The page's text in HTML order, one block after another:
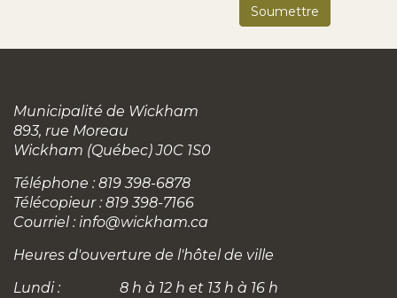
Municipalité de Wickham
893, rue Moreau
Wickham (Québec) J0C 1S0
Téléphone : 819 398-6878
Télécopieur : 819 398-7166
Courriel : info@wickham.ca
Heures d'ouverture de l'hôtel de ville
Lundi :
8 h à 12 h et 13 h à 16 h